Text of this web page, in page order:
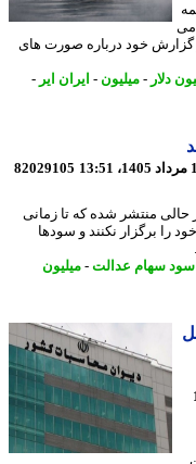
خود درباره صورت های
-میلیون-ایران ایر-
82029105
منتشر شده که تا زمانی
نکنند و سودها
سهام عدالت-میلیون